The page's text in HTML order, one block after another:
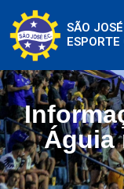
SÃO JOSÉ
ESPORTE
Águia